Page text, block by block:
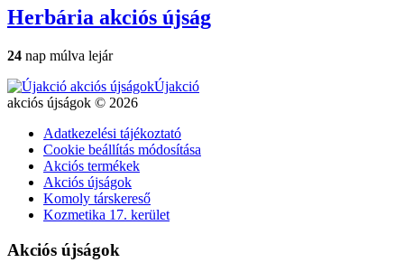
Herbária akciós újság
24 nap múlva lejár
Újakció
akciós újságok © 2026
Adatkezelési tájékoztató
Cookie beállítás módosítása
Akciós termékek
Akciós újságok
Komoly társkereső
Kozmetika 17. kerület
Akciós újságok